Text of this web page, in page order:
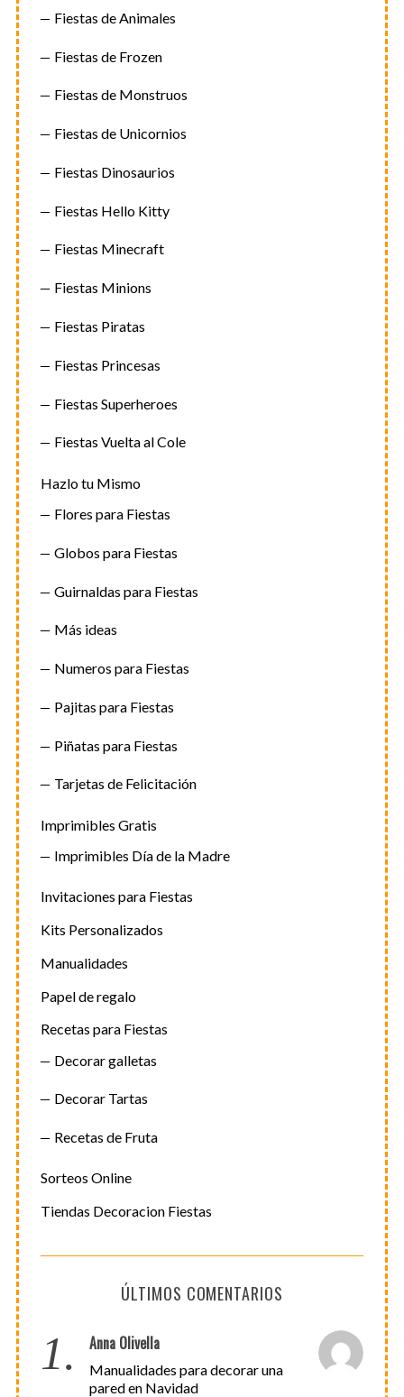
Fiestas de Animales
Fiestas de Frozen
Fiestas de Monstruos
Fiestas de Unicornios
Fiestas Dinosaurios
Fiestas Hello Kitty
Fiestas Minecraft
Fiestas Minions
Fiestas Piratas
Fiestas Princesas
Fiestas Superheroes
Fiestas Vuelta al Cole
Hazlo tu Mismo
Flores para Fiestas
Globos para Fiestas
Guirnaldas para Fiestas
Más ideas
Numeros para Fiestas
Pajitas para Fiestas
Piñatas para Fiestas
Tarjetas de Felicitación
Imprimibles Gratis
Imprimibles Día de la Madre
Invitaciones para Fiestas
Kits Personalizados
Manualidades
Papel de regalo
Recetas para Fiestas
Decorar galletas
Decorar Tartas
Recetas de Fruta
Sorteos Online
Tiendas Decoracion Fiestas
ÚLTIMOS COMENTARIOS
1. Anna Olivella
Manualidades para decorar una
pared en Navidad